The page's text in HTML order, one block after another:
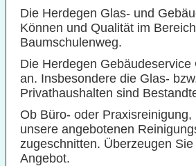
Die Herdegen Glas- und
Können und Qualität im
Baumschulenweg.
Die Herdegen
an. Insbesondere die Glas-
Privathaushalten sind
Ob Büro- oder
unsere angebotenen
zugeschnitten. Überzeugen
Angebot.